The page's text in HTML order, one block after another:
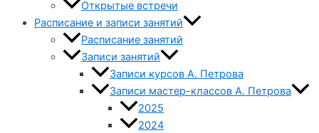
Открытые встречи
Расписание и записи занятий
Расписание занятий
Записи занятий
Записи курсов А. Петрова
Записи мастер-классов А. Петрова
2025
2024